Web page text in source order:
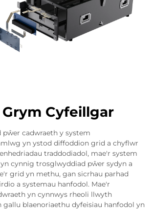
Cyfeillgar
pŵer cadwraeth y system
yn ystod diffoddion grid a chyflwr
traddodiadol, mae'r system
cynnig trosglwyddiad pŵer sydyn a
grid yn methu, gan sicrhau parhad
a systemau hanfodol. Mae'r
yn cynnwys rheoli llwyth
gallu blaenoriaethu dyfeisiau hanfodol yn